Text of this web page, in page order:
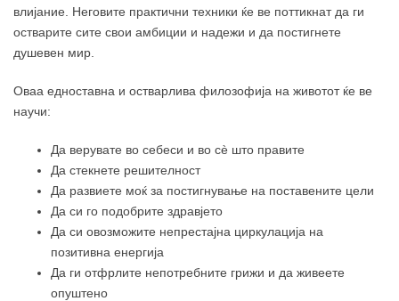
влијание. Неговите практични техники ќе ве поттикнат да ги
остварите сите свои амбиции и надежи и да постигнете
душевен мир.
Оваа едноставна и остварлива филозофија на животот ќе ве
научи:
Да верувате во себеси и во сè што правите
Да стекнете решителност
Да развиете моќ за постигнување на поставените цели
Да си го подобрите здравјето
Да си овозможите непрестајна циркулација на
позитивна енергија
Да ги отфрлите непотребните грижи и да живеете
опуштено